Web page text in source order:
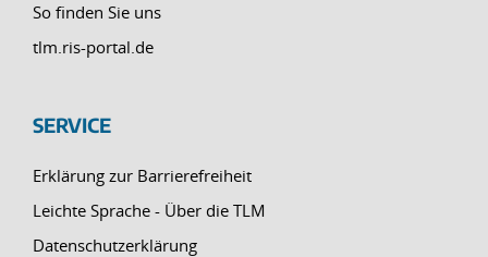
So finden Sie uns
tlm.ris-portal.de
SERVICE
Erklärung zur Barrierefreiheit
Leichte Sprache - Über die TLM
Datenschutzerklärung